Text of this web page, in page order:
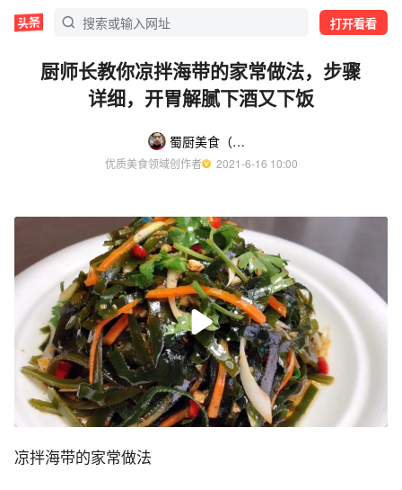
打开看看
厨师长教你凉拌海带的家常做法，步骤
详细，开胃解腻下酒又下饭
蜀厨美食（教做家常菜）
优质美食领域创作者
  2021-6-16 10:00
凉拌海带的家常做法